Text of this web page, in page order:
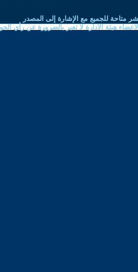
متاحة للجميع مع الإشارة إلى المصدر
هيئة الادارة لا تعبر بالضرورة عن رأي